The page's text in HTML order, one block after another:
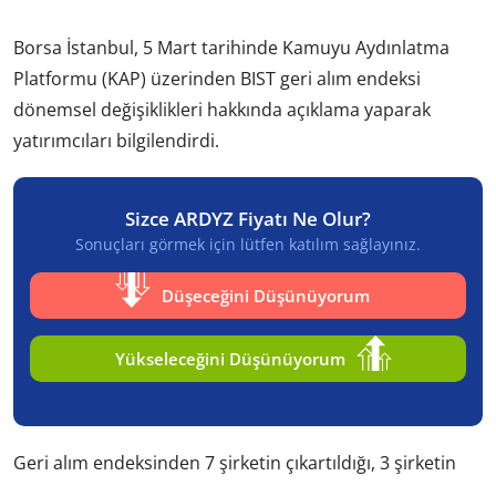
Borsa İstanbul, 5 Mart tarihinde Kamuyu Aydınlatma
Platformu (KAP) üzerinden BIST geri alım endeksi
dönemsel değişiklikleri hakkında açıklama yaparak
yatırımcıları bilgilendirdi.
Sizce ARDYZ Fiyatı Ne Olur?
Sonuçları görmek için lütfen katılım sağlayınız.
Düşeceğini Düşünüyorum
Yükseleceğini Düşünüyorum
Geri alım endeksinden 7 şirketin çıkartıldığı, 3 şirketin